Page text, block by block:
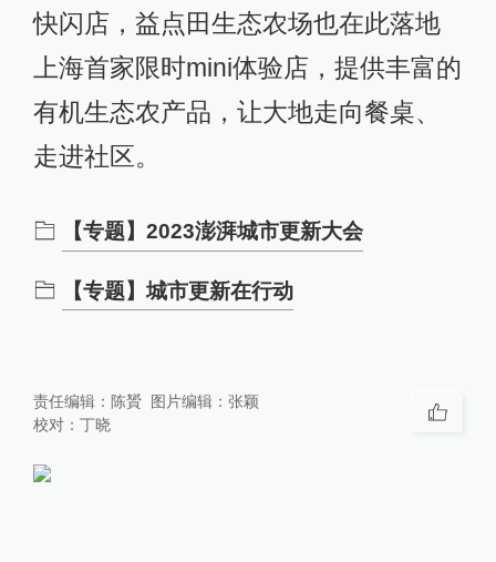
快闪店，益点田生态农场也在此落地
上海首家限时mini体验店，提供丰富的
有机生态农产品，让大地走向餐桌、
走进社区。
【专题】2023澎湃城市更新大会
【专题】城市更新在行动
责任编辑： 陈贇 图片编辑： 张颖
校对： 丁晓